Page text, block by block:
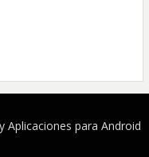
Aplicaciones para Android